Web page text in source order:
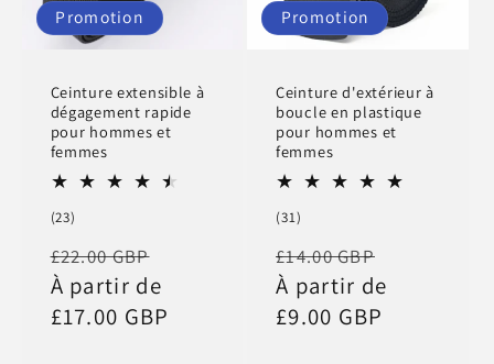
Promotion
Ceinture extensible à
dégagement rapide
pour hommes et
femmes
(23)
des
Prix
habituel
£22.00 GBP
promotionnel
À partir de
£17.00 GBP
Promotion
Ceinture d'extérieur à
boucle en plastique
pour hommes et
femmes
(31)
des
Prix
habituel
£14.00 GBP
À partir de
£9.00 GBP